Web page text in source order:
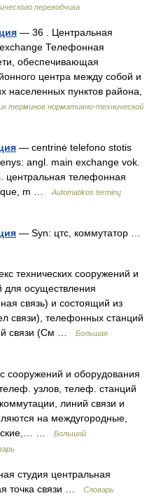
переводчика
— 36 . Центральная
Телефонная
обеспечивающая
центра между собой и
населенных пунктов района,
терминов нормативно-технической
— centrinė telefono stotis
angl. main exchange vok.
центральная телефонная
m …
Automatikos terminų
— Syn: цтс, коммутатор …
сооружений и
для осуществления
связь) и состоящий из
связи), телефонных станций
связи (См …
Большая
сооружений и оборудования
узлов, телеф. станций
линий связи и
на междугородные,
…
Большой
студия центральная
точка связи …
Словарь